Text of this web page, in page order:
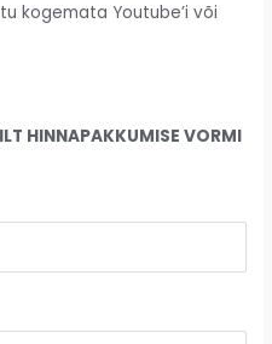
kogemata Youtube’i või
HINNAPAKKUMISE VORMI